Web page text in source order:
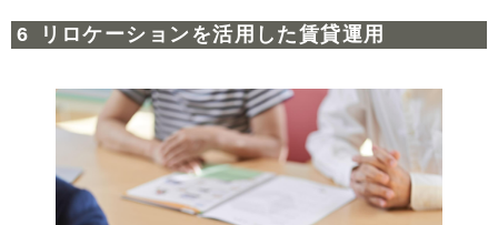
リロケーションを活用した賃貸運用